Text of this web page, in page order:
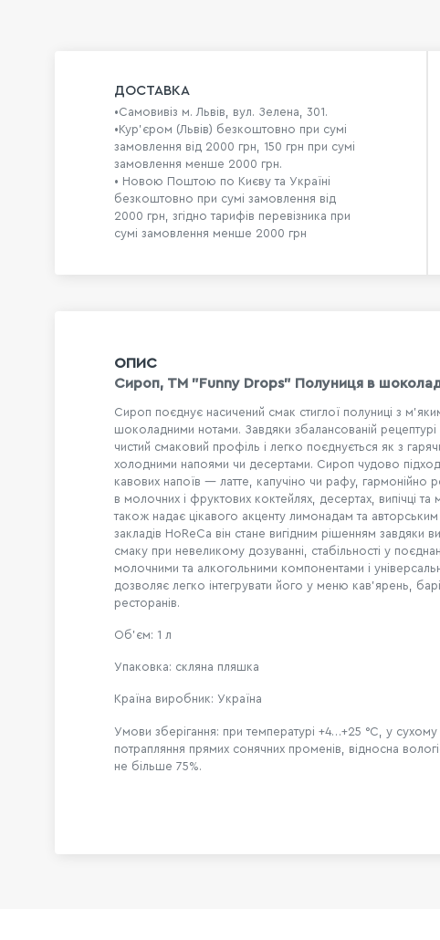
ДОСТАВКА
•Самовивіз м. Львів, вул. Зелена, 301.
•Кур'єром (Львів) безкоштовно при сумі
замовлення від 2000 грн, 150 грн при сумі
замовлення менше 2000 грн.
• Новою Поштою по Києву та Україні
безкоштовно при сумі замовлення від
2000 грн, згідно тарифів перевізника при
сумі замовлення менше 2000 грн
ОПИС
Сироп, ТМ "Funny Drops" Полуниця в
Сироп поєднує насичений смак стиглої полуниці з
шоколадними нотами. Завдяки збалансованій рецептурі
чистий смаковий профіль і легко поєднується як з
холодними напоями чи десертами. Сироп чудово
кавових напоїв — латте, капучіно чи рафу, гармонійно
в молочних і фруктових коктейлях, десертах, випічці та
також надає цікавого акценту лимонадам та
закладів HoReCa він стане вигідним рішенням завдяки
смаку при невеликому дозуванні, стабільності у
молочними та алкогольними компонентами і
дозволяє легко інтегрувати його у меню кав’ярень,
ресторанів.
Об’єм: 1 л
Упаковка: скляна пляшка
Країна виробник: Україна
Умови зберігання: при температурі +4…+25 °C, у сухому
потрапляння прямих сонячних променів, відносна
не більше 75%.